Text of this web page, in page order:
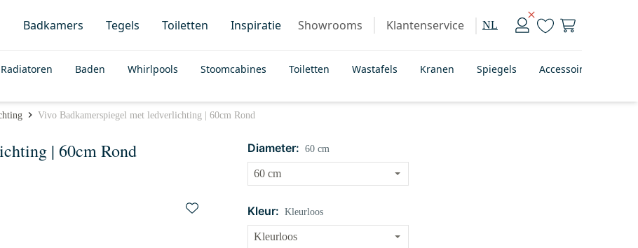
Badkamers Tegels Toiletten Inspiratie Showrooms Klantenservice NL
Radiatoren Baden Whirlpools Stoomcabines Toiletten Wastafels Kranen Spiegels Accessoires
Vivo Badkamerspiegel met ledverlichting | 60cm Rond
| 60cm Rond Diameter: 60 cm
Kleur: Kleurloos